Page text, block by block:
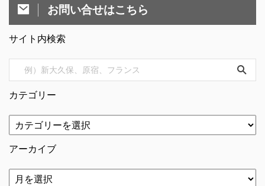
お問い合せはこちら
サイト内検索
カテゴリー
アーカイブ